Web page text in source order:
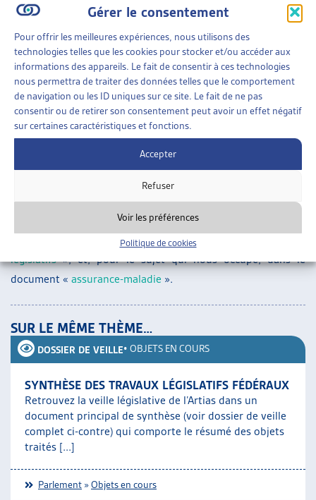
Gérer le consentement
Pour offrir les meilleures expériences, nous utilisons des
technologies telles que les cookies pour stocker et/ou accéder aux
informations des appareils. Le fait de consentir à ces technologies
nous permettra de traiter des données telles que le comportement
de navigation ou les ID uniques sur ce site. Le fait de ne pas
consentir ou de retirer son consentement peut avoir un effet négatif
sur certaines caractéristiques et fonctions.
Accepter
Refuser
Voir les préférences
Politique de cookies
poursuites de la Ville de Zurich, Dossier du mois,
février 2022
Paola Stanić : Primes d’assurance-maladie impayées : à
petits pas vers une meilleure solution ? Dossier Veille,
mai 2021.
Florence Meyer, Martine Kurth, Sébastien Mercier :
Jeunes endetté-es à la majorité parce que leurs
parents n’ont pas payé leurs primes d’assurance-
maladie, Dossier Veille, octobre 2017.
Veille parlementaire générale :
Un résumé des objets parlementaires sur les thèmes suivis
par l’Artias se trouve dans la« Synthèse des travaux
législatifs», et, pour le sujet qui nous occupe, dans le
document « assurance-maladie ».
SUR LE MÊME THÈME…
DOSSIER DE VEILLE• OBJETS EN COURS
SYNTHÈSE DES TRAVAUX LÉGISLATIFS FÉDÉRAUX
Retrouvez la veille législative de l’Artias dans un
document principal de synthèse (voir dossier de veille
complet ci-contre) qui comporte le résumé des objets
traités [...]
Parlement »Objets en cours